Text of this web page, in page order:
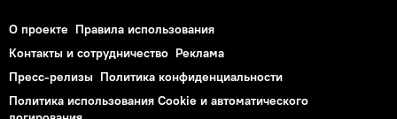
О проекте Правила использования
Контакты и сотрудничество Реклама
Пресс-релизы Политика конфиденциальности
Политика использования Cookie и автоматического